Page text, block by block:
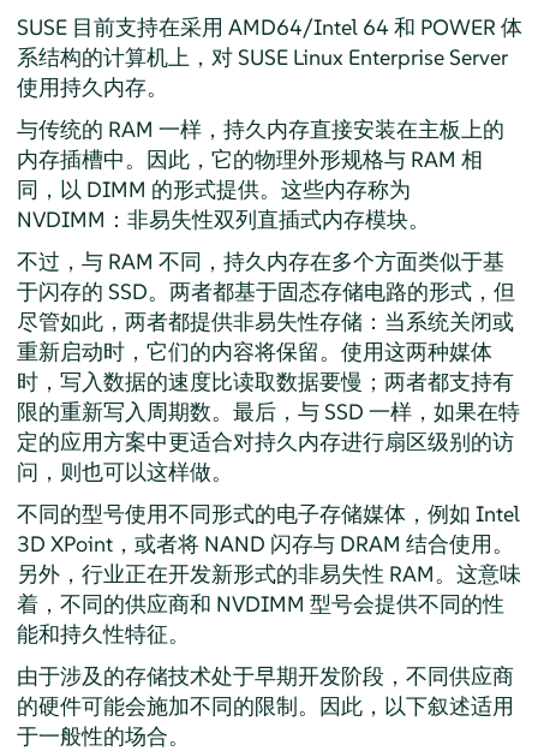
SUSE 目前支持在采用 AMD64/Intel 64 和 POWER 体
系结构的计算机上，对 SUSE Linux Enterprise Server
使用持久内存。
与传统的 RAM 一样，持久内存直接安装在主板上的
内存插槽中。因此，它的物理外形规格与 RAM 相
同，以 DIMM 的形式提供。这些内存称为
NVDIMM：非易失性双列直插式内存模块。
不过，与 RAM 不同，持久内存在多个方面类似于基
于闪存的 SSD。两者都基于固态存储电路的形式，但
尽管如此，两者都提供非易失性存储：当系统关闭或
重新启动时，它们的内容将保留。使用这两种媒体
时，写入数据的速度比读取数据要慢；两者都支持有
限的重新写入周期数。最后，与 SSD 一样，如果在特
定的应用方案中更适合对持久内存进行扇区级别的访
问，则也可以这样做。
不同的型号使用不同形式的电子存储媒体，例如 Intel
3D XPoint，或者将 NAND 闪存与 DRAM 结合使用。
另外，行业正在开发新形式的非易失性 RAM。这意味
着，不同的供应商和 NVDIMM 型号会提供不同的性
能和持久性特征。
由于涉及的存储技术处于早期开发阶段，不同供应商
的硬件可能会施加不同的限制。因此，以下叙述适用
于一般性的场合。